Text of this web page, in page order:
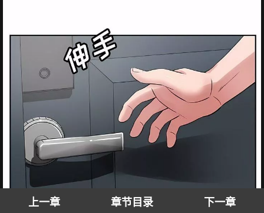
上一章 章节目录 下一章